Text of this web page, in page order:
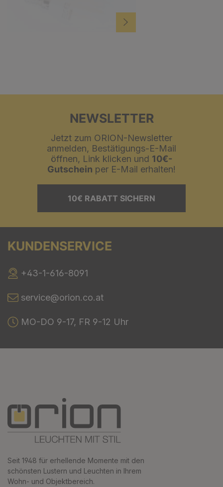
NEWSLETTER
Jetzt zum ORION-Newsletter
anmelden, Bestätigungs-E-Mail
öffnen, Link klicken und 10€-
Gutschein per E-Mail erhalten!
10€ RABATT SICHERN
KUNDENSERVICE
+43-1-616-8091
service@orion.co.at
MO-DO 9-17, FR 9-12 Uhr
Seit 1948 für erhellende Momente mit den
schönsten Lustern und Leuchten in Ihrem
Wohn- und Objektbereich.